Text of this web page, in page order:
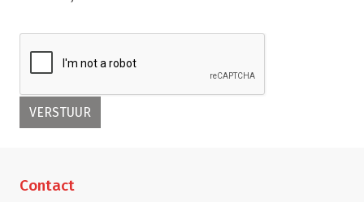
Contact